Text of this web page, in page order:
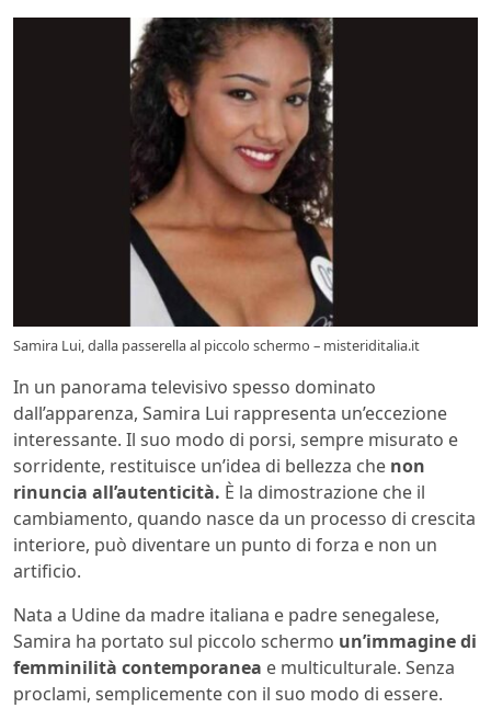
Samira Lui, dalla passerella al piccolo schermo – misteriditalia.it
In un panorama televisivo spesso dominato
dall’apparenza, Samira Lui rappresenta un’eccezione
interessante. Il suo modo di porsi, sempre misurato e
sorridente, restituisce un’idea di bellezza che non
rinuncia all’autenticità. È la dimostrazione che il
cambiamento, quando nasce da un processo di crescita
interiore, può diventare un punto di forza e non un
artificio.
Nata a Udine da madre italiana e padre senegalese,
Samira ha portato sul piccolo schermo un’immagine di
femminilità contemporanea e multiculturale. Senza
proclami, semplicemente con il suo modo di essere.